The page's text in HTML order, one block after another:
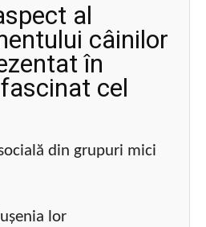
al
câinilor
în
cel
din grupuri mici
lor